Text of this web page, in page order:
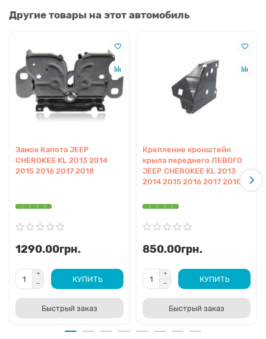
Другие товары на этот автомобиль
Замок Капота JEEP
CHEROKEE KL 2013 2014
2015 2016 2017 2018
1290.00грн.
КУПИТЬ
Быстрый заказ
Крепление кронштейн
крыла переднего ЛЕВОГО
JEEP CHEROKEE KL 2013
2014 2015 2016 2017 2018
850.00грн.
КУПИТЬ
Быстрый заказ